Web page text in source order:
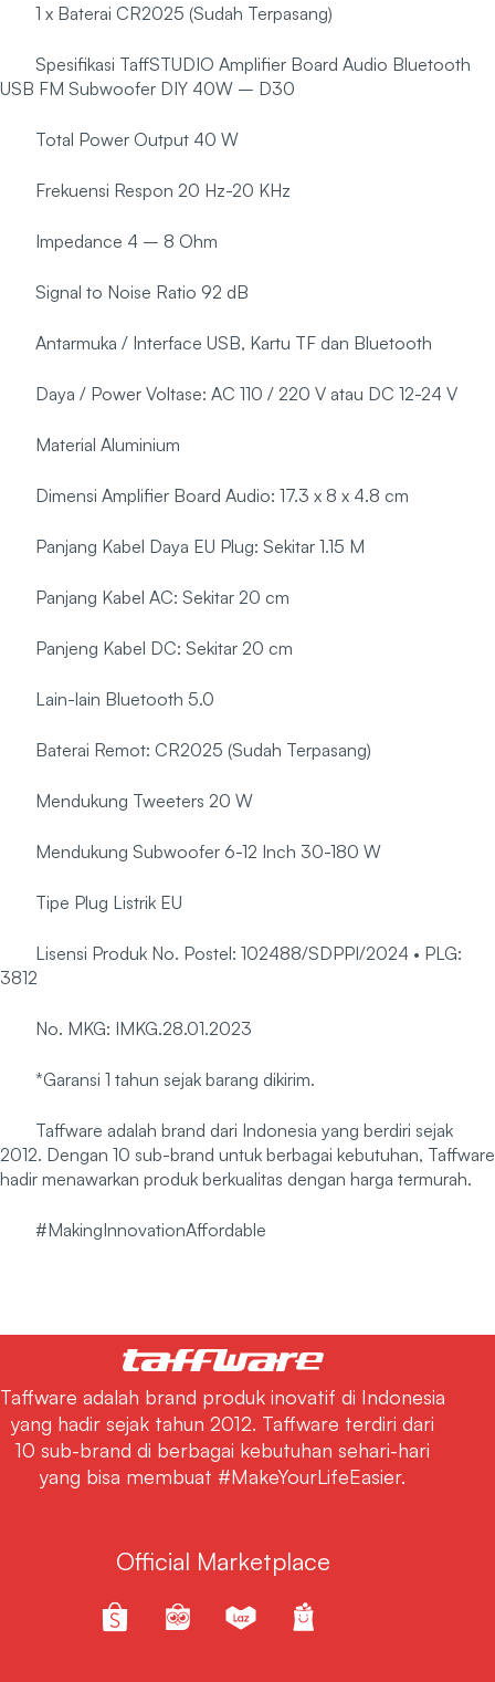
1 x Baterai CR2025 (Sudah Terpasang)
Spesifikasi TaffSTUDIO Amplifier Board Audio Bluetooth
USB FM Subwoofer DIY 40W – D30
Total Power Output 40 W
Frekuensi Respon 20 Hz-20 KHz
Impedance 4 – 8 Ohm
Signal to Noise Ratio 92 dB
Antarmuka / Interface USB, Kartu TF dan Bluetooth
Daya / Power Voltase: AC 110 / 220 V atau DC 12-24 V
Material Aluminium
Dimensi Amplifier Board Audio: 17.3 x 8 x 4.8 cm
Panjang Kabel Daya EU Plug: Sekitar 1.15 M
Panjang Kabel AC: Sekitar 20 cm
Panjeng Kabel DC: Sekitar 20 cm
Lain-lain Bluetooth 5.0
Baterai Remot: CR2025 (Sudah Terpasang)
Mendukung Tweeters 20 W
Mendukung Subwoofer 6-12 Inch 30-180 W
Tipe Plug Listrik EU
Lisensi Produk No. Postel: 102488/SDPPI/2024 • PLG:
3812
No. MKG: IMKG.28.01.2023
*Garansi 1 tahun sejak barang dikirim.
Taffware adalah brand dari Indonesia yang berdiri sejak
2012. Dengan 10 sub-brand untuk berbagai kebutuhan, Taffware
hadir menawarkan produk berkualitas dengan harga termurah.
#MakingInnovationAffordable
Taffware adalah brand produk inovatif di Indonesia
yang hadir sejak tahun 2012. Taffware terdiri dari
10 sub-brand di berbagai kebutuhan sehari-hari
yang bisa membuat #MakeYourLifeEasier.
Official Marketplace